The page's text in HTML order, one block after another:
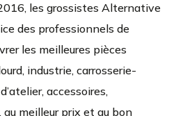
PLUS D'INFOS
ITINÉRAIRE
VOIR PLUS
les grossistes Alternative
des professionnels de
les meilleures pièces
industrie, carrosserie-
accessoires,
meilleur prix et au bon